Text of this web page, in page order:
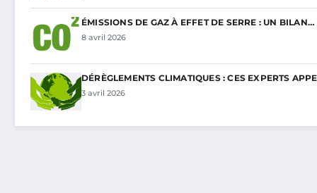
ÉMISSIONS DE GAZ À EFFET DE SERRE : UN BILAN…
8 avril 2026
DÉRÈGLEMENTS CLIMATIQUES : CES EXPERTS
3 avril 2026